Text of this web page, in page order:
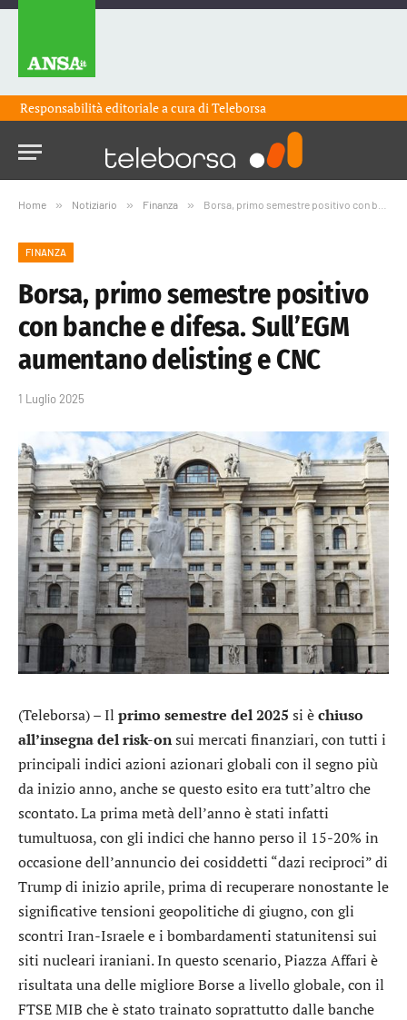
Responsabilità editoriale a cura diTeleborsa
Home » Notiziario » Finanza » Borsa, primo semestre positivo con banche e difesa. Sull’EGM aumentano delisting e CNC
FINANZA
Borsa, primo semestre positivo
con banche e difesa. Sull’EGM
aumentano delisting e CNC
1 Luglio 2025
(Teleborsa) – Il primo semestre del 2025 si èchiuso
all’insegna del risk-onsui mercati finanziari, con tutti i
principali indici azioni azionari globali con il segno più
da inizio anno, anche se questo esito era tutt’altro che
scontato. La prima metà dell’anno è stati infatti
tumultuosa, con gli indici che hanno perso il 15-20% in
occasione dell’annuncio dei cosiddetti “dazi reciproci” di
Trump di inizio aprile, prima di recuperare nonostante le
significative tensioni geopolitiche di giugno, con gli
scontri Iran-Israele e i bombardamenti statunitensi sui
siti nucleari iraniani. In questo scenario, Piazza Affari è
risultata una delle migliore Borse a livello globale, con il
FTSE MIB che è stato trainato soprattutto dalle banche